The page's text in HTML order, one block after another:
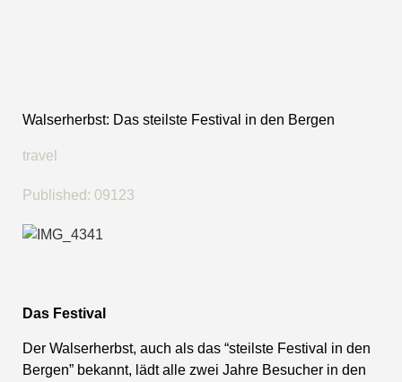
Walserherbst: Das steilste Festival in den Bergen
travel
Published: 09123
Das Festival
Der Walserherbst, auch als das “steilste Festival in den
Bergen” bekannt, lädt alle zwei Jahre Besucher in den